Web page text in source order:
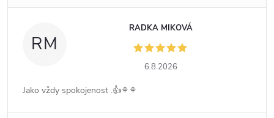
RM
RADKA MIKOVÁ
6.8.2026
Jako vždy spokojenost .👍⚘️⚘️